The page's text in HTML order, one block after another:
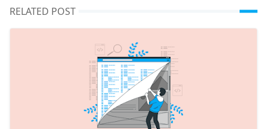
RELATED POST